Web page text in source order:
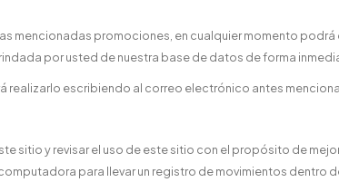
mencionadas promociones, en cualquier momento
por usted de nuestra base de datos de forma
realizarlo escribiendo al correo electrónico antes
sitio y revisar el uso de este sitio con el propósito de
para llevar un registro de movimientos dentro